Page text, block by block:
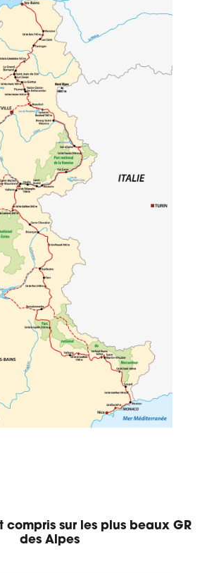
compris sur les plus beaux GR
des Alpes